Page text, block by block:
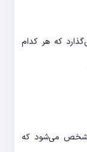
که هر کدام
مشخص می‌شود که